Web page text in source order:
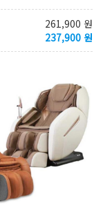
261,900 원
237,900 원